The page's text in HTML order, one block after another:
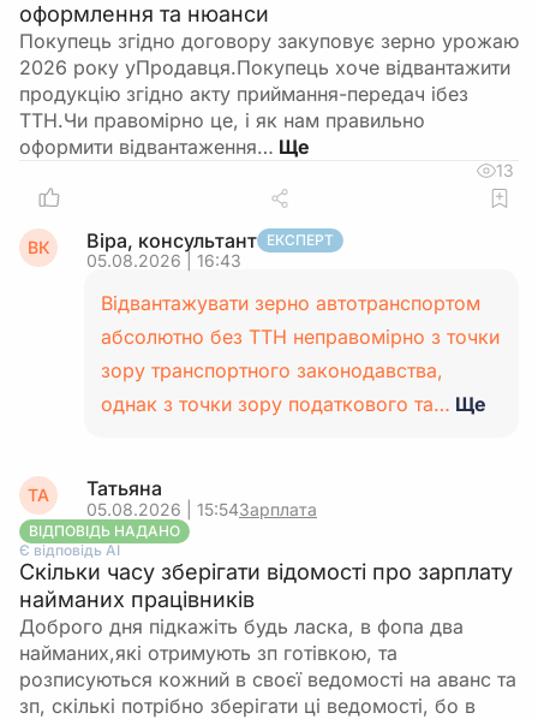
оформлення та нюанси
Покупець згідно договору закуповує зерно урожаю
2026 року уПродавця.Покупець хоче відвантажити
продукцію згідно акту приймання-передач ібез
ТТН.Чи правомірно це, і як нам правильно
оформити відвантаження…
13
ВК Віра, консультант ЕКСПЕРТ
05.08.2026 | 16:43
Відвантажувати зерно автотранспортом
абсолютно без ТТН неправомірно з точки
зору транспортного законодавства,
однак з точки зору податкового та… Ще
ТА Татьяна
05.08.2026 | 15:54Зарплата
ВІДПОВІДЬ НАДАНО
Є відповідь АІ
Скільки часу зберігати відомості про зарплату
найманих працівників
Доброго дня підкажіть будь ласка, в фопа два
найманих,які отримують зп готівкою, та
розписуються кожний в своєї ведомості на аванс та
зп, скількі потрібно зберігати ці ведомості, бо в